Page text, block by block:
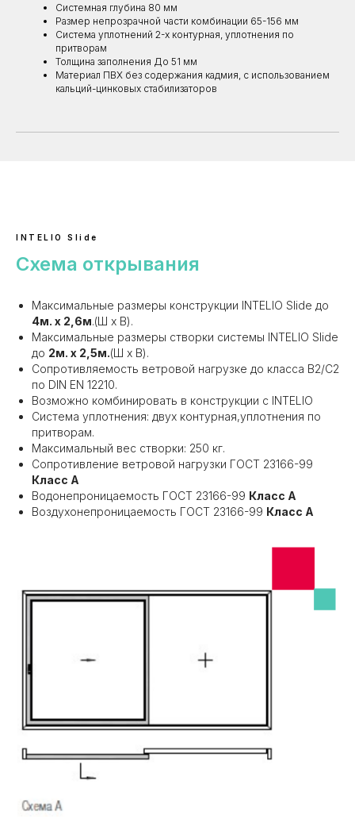
Системная глубина 80 мм
Размер непрозрачной части комбинации 65-156 мм
Система уплотнений 2-х контурная, уплотнения по
притворам
Толщина заполнения До 51 мм
Материал ПВХ без содержания кадмия, с использованием
кальций-цинковых стабилизаторов
INTELIO Slide
Схема открывания
Максимальные размеры конструкции INTELIO Slide до
4м. х 2,6м.(Ш х В).
Максимальные размеры створки системы INTELIO Slide
до 2м. х 2,5м.(Ш х В).
Сопротивляемость ветровой нагрузке до класса В2/C2
по DIN EN 12210.
Возможно комбинировать в конструкции с INTELIO
Система уплотнения: двух контурная,уплотнения по
притворам.
Максимальный вес створки: 250 кг.
Сопротивление ветровой нагрузки ГОСТ 23166-99
Класс А
Водонепроницаемость ГОСТ 23166-99 Класс А
Воздухонепроницаемость ГОСТ 23166-99 Класс А